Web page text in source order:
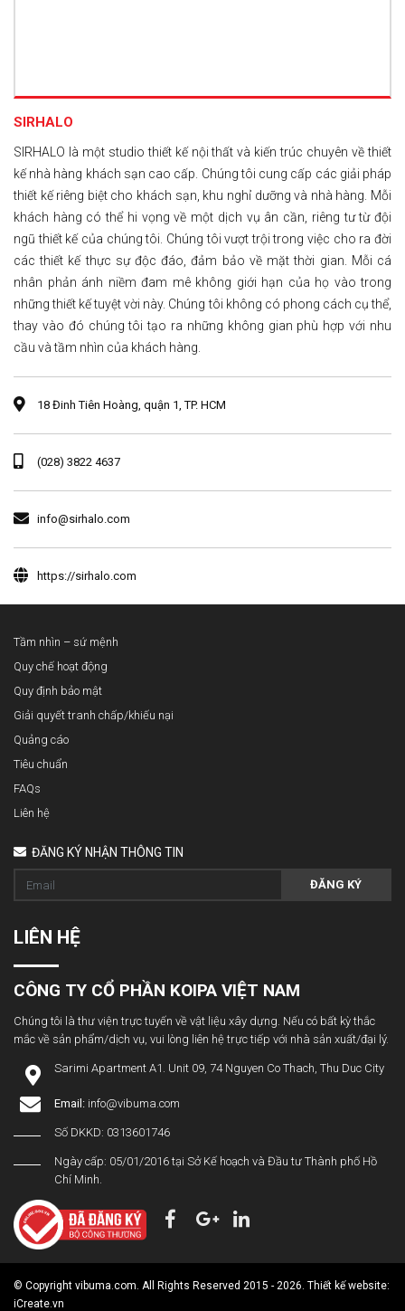
SIRHALO
SIRHALO là một studio thiết kế nội thất và kiến trúc chuyên về thiết
kế nhà hàng khách sạn cao cấp. Chúng tôi cung cấp các giải pháp
thiết kế riêng biệt cho khách sạn, khu nghỉ dưỡng và nhà hàng. Mỗi
khách hàng có thể hi vọng về một dịch vụ ân cần, riêng tư từ đội
ngũ thiết kế của chúng tôi. Chúng tôi vượt trội trong việc cho ra đời
các thiết kế thực sự độc đáo, đảm bảo về mặt thời gian. Mỗi cá
nhân phản ánh niềm đam mê không giới hạn của họ vào trong
những thiết kế tuyệt vời này. Chúng tôi không có phong cách cụ thể,
thay vào đó chúng tôi tạo ra những không gian phù hợp với nhu
cầu và tầm nhìn của khách hàng.
18 Đinh Tiên Hoàng, quận 1, TP. HCM
(028) 3822 4637
info@sirhalo.com
https://sirhalo.com
Tầm nhìn – sứ mệnh
Quy chế hoạt động
Quy định bảo mật
Giải quyết tranh chấp/khiếu nại
Quảng cáo
Tiêu chuẩn
FAQs
Liên hệ
ĐĂNG KÝ NHẬN THÔNG TIN
ĐĂNG KÝ
LIÊN HỆ
CÔNG TY CỔ PHẦN KOIPA VIỆT NAM
Chúng tôi là thư viện trực tuyến về vật liệu xây dựng. Nếu có bất kỳ thắc
mắc về sản phẩm/dịch vụ, vui lòng liên hệ trực tiếp với nhà sản xuất/đại lý.
Sarimi Apartment A1. Unit 09, 74 Nguyen Co Thach, Thu Duc City
Email: info@vibuma.com
Số DKKD: 0313601746
Ngày cấp: 05/01/2016 tại Sở Kế hoạch và Đầu tư Thành phố Hồ
Chí Minh.
© Copyright vibuma.com. All Rights Reserved 2015 - 2026. Thiết kế website:
iCreate.vn